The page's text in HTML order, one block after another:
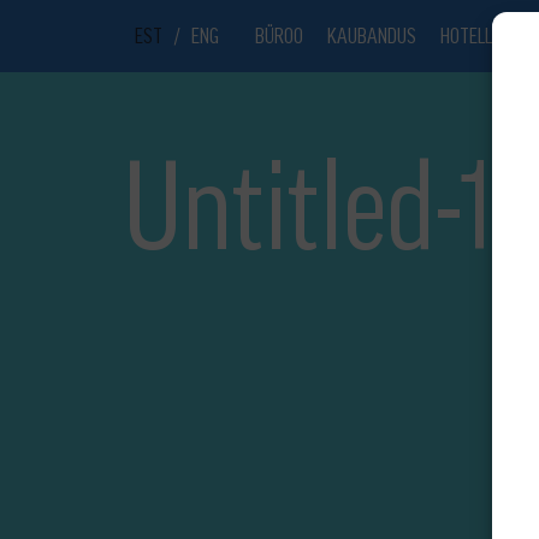
EST / ENG BÜROO KAUBANDUS HOTELL
Untitled-1